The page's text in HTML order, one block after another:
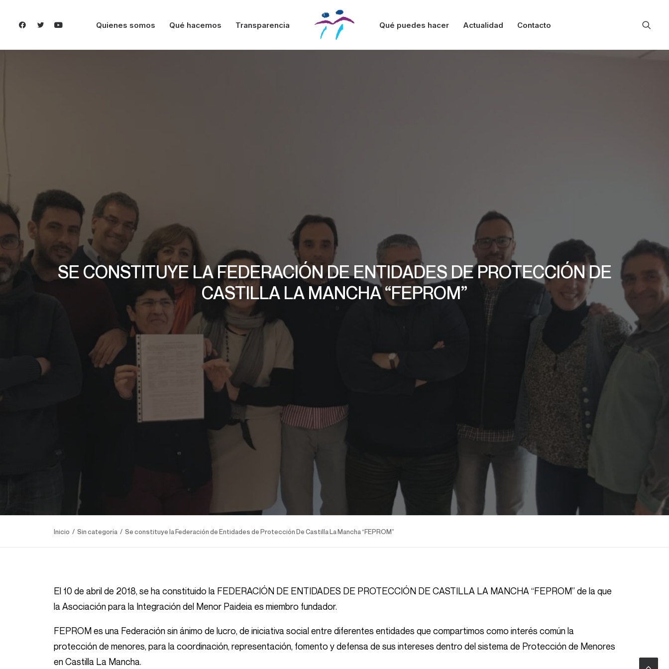
Quienes somos Qué hacemos Transparencia Qué puedes hacer Actualidad Contacto
SE CONSTITUYE LA FEDERACIÓN DE ENTIDADES DE PROTECCIÓN DE
CASTILLA LA MANCHA “FEPROM”
Inicio Sin categoría Se constituye la Federación de Entidades de Protección De Castilla La Mancha “FEPROM”
El 10 de abril de 2018, se ha constituido la FEDERACIÓN DE ENTIDADES DE PROTECCIÓN DE CASTILLA LA MANCHA “FEPROM” de la que
la Asociación para la Integración del Menor Paideia es miembro fundador.
FEPROM es una Federación sin ánimo de lucro, de iniciativa social entre diferentes entidades que compartimos como interés común la
protección de menores, para la coordinación, representación, fomento y defensa de sus intereses dentro del sistema de Protección de Menores
en Castilla La Mancha.